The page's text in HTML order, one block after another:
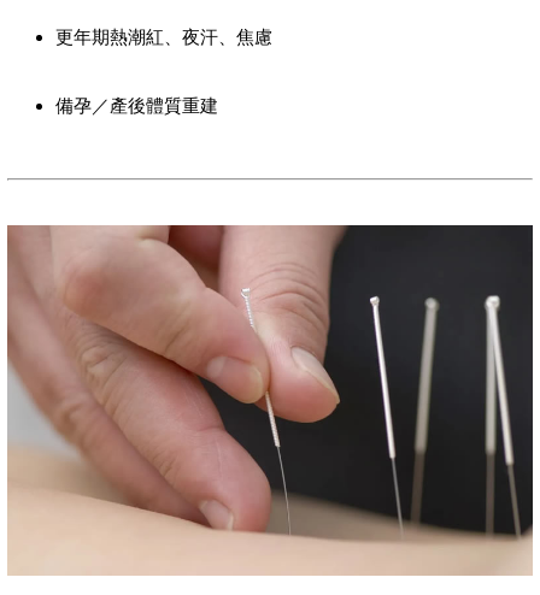
更年期熱潮紅、夜汗、焦慮
備孕／產後體質重建